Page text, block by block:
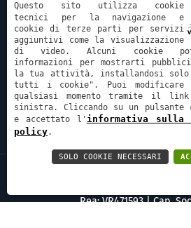
Email:
info@spaziomeucci.it
Indirizzo:
Via Antonio Meucci 23,
Pescantina VR, 37026
Rea: VR471593|Cap.
Questo sito utilizza cookie
tecnici per la navigazione e
cookie di terze parti per servizi
aggiuntivi come la visualizzazione
di video. Alcuni cookie
informazioni per mostrarti
la tua attività, installandosi solo
tutti i cookie". Puoi modificare
qualsiasi momento tramite il
sinistra. Cliccando su un
e accettato l' informativa sulla
policy.
SOLO COOKIE NECESSARI